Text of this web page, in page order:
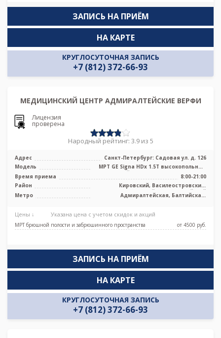
ЗАПИСЬ НА ПРИЁМ
КРУГЛОСУТОЧНАЯ ЗАПИСЬ
+7 (812) 372-66-93
НА КАРТЕ
МЕДИЦИНСКИЙ ЦЕНТР АДМИРАЛТЕЙСКИЕ ВЕРФИ
Лицензия
проверена
Народный рейтинг: 3.9 из 5
Адрес
Санкт-Петербург: Садовая ул. д. 126
Модель
МРТ GE Signa HDx 1.5T высокопольный
закрытый тип, КТ Aquilion PRIME To ...
Время приема
8:00-21:00
Район
Кировский, Василеостровский,
Центральный, Адмиралтейский
Метро
Адмиралтейская, Балтийская,
Технологический институт,
Театральная
Цены ↓ Указана цена с учетом скидок и акций
МРТ брюшной полости и забрюшинного пространства от 4500 pуб.
ЗАПИСЬ НА ПРИЁМ
КРУГЛОСУТОЧНАЯ ЗАПИСЬ
+7 (812) 372-66-93
НА КАРТЕ